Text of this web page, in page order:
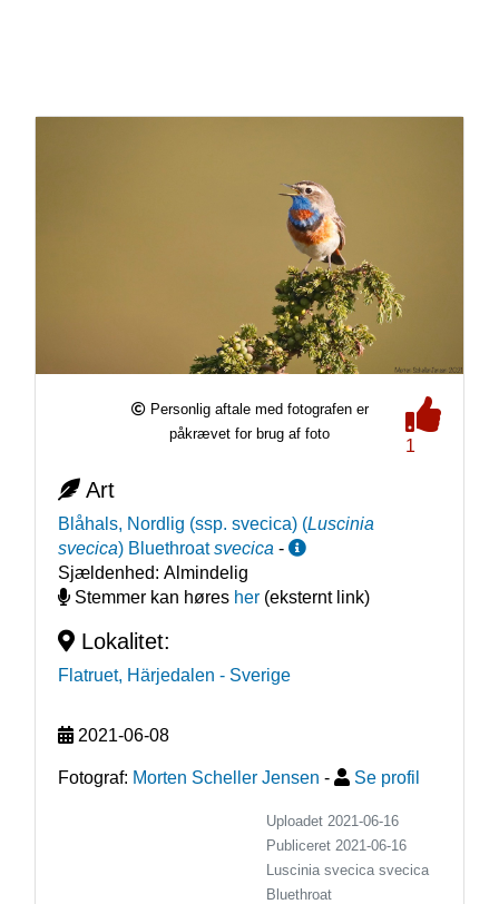
Personlig aftale med fotografen er
påkrævet for brug af foto
1
Art
Blåhals, Nordlig (ssp. svecica) (Luscinia
svecica) Bluethroat svecica -
Sjældenhed: Almindelig
Stemmer kan høres her(eksternt link)
Lokalitet:
Flatruet, Härjedalen - Sverige
2021-06-08
Fotograf: Morten Scheller Jensen - Se profil
Uploadet 2021-06-16
Publiceret 2021-06-16
Luscinia svecica svecica
Bluethroat